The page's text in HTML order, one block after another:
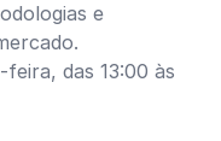
e
das 13:00 às